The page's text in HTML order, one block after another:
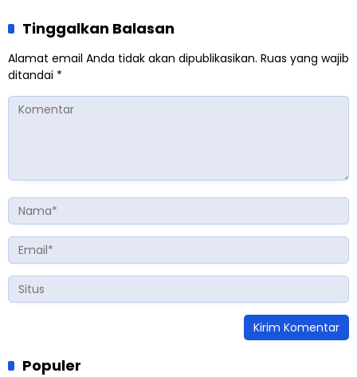
Tinggalkan Balasan
Alamat email Anda tidak akan dipublikasikan. Ruas yang wajib
ditandai *
Populer